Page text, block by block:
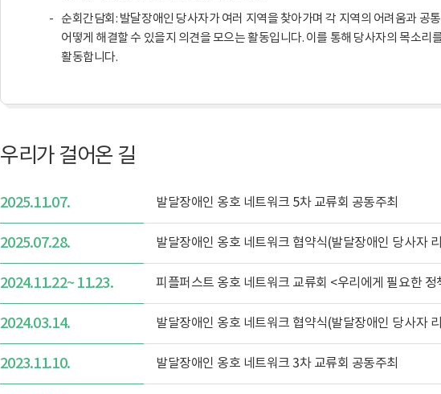
순회간담회: 발달장애인 당사자가 여러 지역을 찾아가며 각 지역의 어려움과 공
어떻게 해결할 수 있을지 의견을 모으는 활동입니다. 이를 통해 당사자의 목소리
활동합니다.
우리가 걸어온 길
2025.11.07. 발달장애인 옹호 네트워크 5차 교류회 공동주최
2025.07.28. 발달장애인 옹호 네트워크 협약식(발달장애인 당사자
2024.11.22~ 11.23. 피플퍼스트 옹호 네트워크 교류회 <우리에게 필요한 정
2024.03.14. 발달장애인 옹호 네트워크 협약식(발달장애인 당사자
2023.11.10. 발달장애인 옹호 네트워크 3차 교류회 공동주최